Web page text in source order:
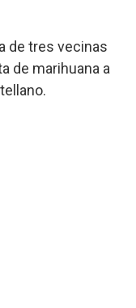
de tres vecinas
de marihuana a